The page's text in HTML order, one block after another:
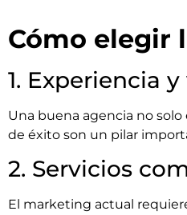
Cómo elegir
1. Experiencia
Una buena agencia no
de éxito son un pilar
2. Servicios
El marketing actual